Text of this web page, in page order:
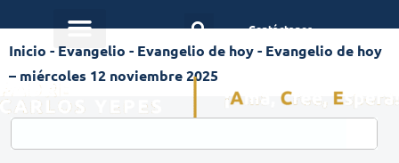
Contáctanos
Inicio - Evangelio - Evangelio de hoy- Evangelio de hoy
– miércoles 12 noviembre 2025